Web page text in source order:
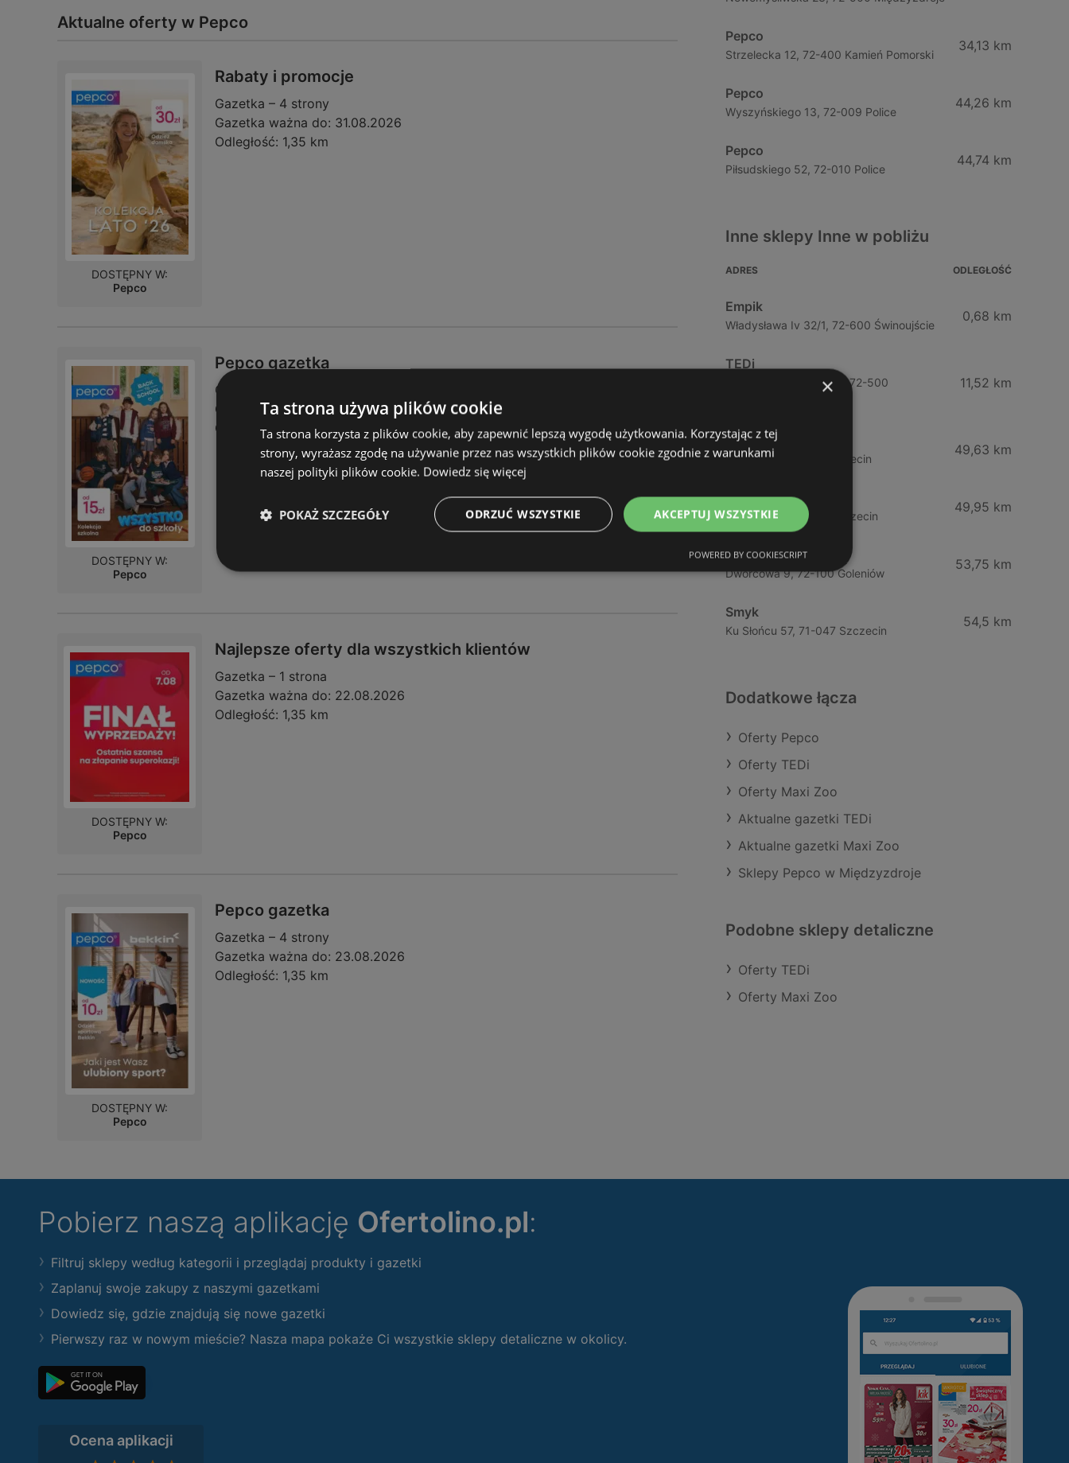
Aktualne oferty w Pepco
Rabaty i promocje
Gazetka – 4 strony
Gazetka ważna do: 31.08.2026
Odległość: 1,35 km
DOSTĘPNY W:
Pepco
Pepco gazetka
Gazetka – 4 strony
Gazetka ważna do: 22.08.2026
Odległość:
1,35 km
DOSTĘPNY W:
Pepco
Najlepsze oferty dla wszystkich klientów
Gazetka – 1 strona
Gazetka ważna do: 22.08.2026
Odległość: 1,35 km
DOSTĘPNY W:
Pepco
Pepco gazetka
Gazetka – 4 strony
Gazetka ważna do: 23.08.2026
Odległość: 1,35 km
DOSTĘPNY W:
Pepco
Pepco
Strzelecka 12, 72-400 Kamień Pomorski
34,13 km
Pepco
Wyszyńskiego 13, 72-009 Police
44,26 km
Pepco
Piłsudskiego 52, 72-010 Police
44,74 km
Inne sklepy Inne w pobliżu
ADRES ODLEGŁOŚĆ
Empik
Władysława Iv 32/1, 72-600 Świnoujście
0,68 km
TEDi
Nowomyśliwska 23 / 3, 72-500
11,52 km
Maxi Zoo
Policka 11, 71-800 Szczecin
49,63 km
TEDi
Policka 11a, 71-837 Szczecin
49,95 km
Empik
Dworcowa 9, 72-100 Goleniów
53,75 km
Smyk
Ku Słońcu 57, 71-047 Szczecin
54,5 km
Dodatkowe łącza
Oferty Pepco
Oferty TEDi
Oferty Maxi Zoo
Aktualne gazetki TEDi
Aktualne gazetki Maxi Zoo
Sklepy Pepco w Międzyzdroje
Podobne sklepy detaliczne
Oferty TEDi
Oferty Maxi Zoo
Pobierz naszą aplikację Ofertolino.pl:
Filtruj sklepy według kategorii i przeglądaj produkty i gazetki
Zaplanuj swoje zakupy z naszymi gazetkami
Dowiedz się, gdzie znajdują się nowe gazetki
Pierwszy raz w nowym mieście? Nasza mapa pokaże Ci wszystkie sklepy detaliczne w okolicy.
Ocena aplikacji
×
Ta strona używa plików cookie
Ta strona korzysta z plików cookie, aby zapewnić lepszą wygodę użytkowania. Korzystając z tej
strony, wyrażasz zgodę na używanie przez nas wszystkich plików cookie zgodnie z warunkami
naszej polityki plików cookie. Dowiedz się więcej
AKCEPTUJ WSZYSTKIE
ODRZUĆ WSZYSTKIE
POKAŻ SZCZEGÓŁY
POWERED BY COOKIESCRIPT